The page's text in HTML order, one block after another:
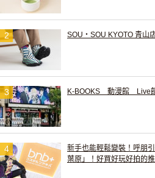
SOU・SOU KYOTO 青山
K-BOOKS 動漫館 Live
新手也能輕鬆變裝！呼朋
葉原」！好買好玩好拍的